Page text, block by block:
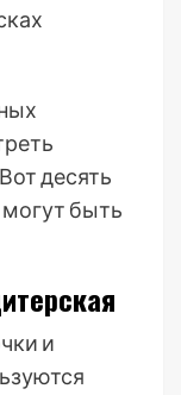
десять
быть
и